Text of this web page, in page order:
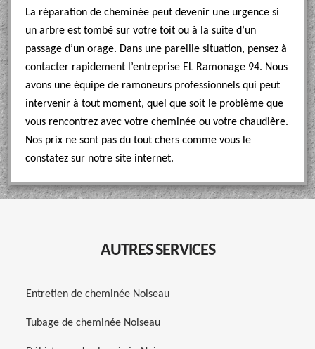
La réparation de cheminée peut devenir une urgence si
un arbre est tombé sur votre toit ou à la suite d’un
passage d’un orage. Dans une pareille situation, pensez à
contacter rapidement l’entreprise EL Ramonage 94. Nous
avons une équipe de ramoneurs professionnels qui peut
intervenir à tout moment, quel que soit le problème que
vous rencontrez avec votre cheminée ou votre chaudière.
Nos prix ne sont pas du tout chers comme vous le
constatez sur notre site internet.
AUTRES SERVICES
Entretien de cheminée Noiseau
Tubage de cheminée Noiseau